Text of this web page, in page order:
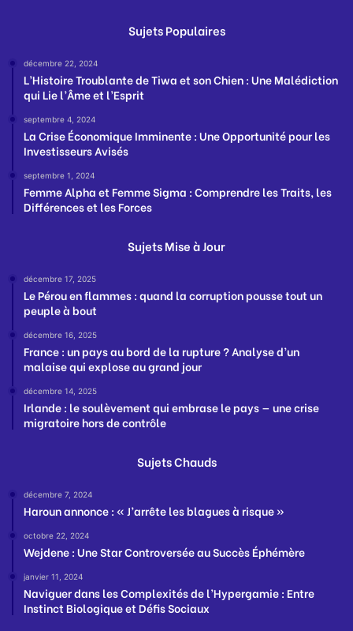
Sujets Populaires
décembre 22, 2024
L’Histoire Troublante de Tiwa et son Chien : Une Malédiction
qui Lie l’Âme et l’Esprit
septembre 4, 2024
La Crise Économique Imminente : Une Opportunité pour les
Investisseurs Avisés
septembre 1, 2024
Femme Alpha et Femme Sigma : Comprendre les Traits, les
Différences et les Forces
Sujets Mise à Jour
décembre 17, 2025
Le Pérou en flammes : quand la corruption pousse tout un
peuple à bout
décembre 16, 2025
France : un pays au bord de la rupture ? Analyse d’un
malaise qui explose au grand jour
décembre 14, 2025
Irlande : le soulèvement qui embrase le pays — une crise
migratoire hors de contrôle
Sujets Chauds
décembre 7, 2024
Haroun annonce : « J’arrête les blagues à risque »
octobre 22, 2024
Wejdene : Une Star Controversée au Succès Éphémère
janvier 11, 2024
Naviguer dans les Complexités de l’Hypergamie : Entre
Instinct Biologique et Défis Sociaux